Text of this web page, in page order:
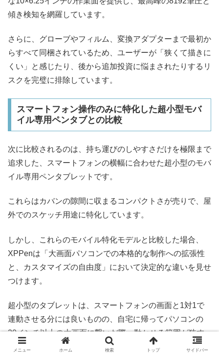
傾き検知を網羅しています。
さらに、グローブやフィルム、変換アダプターまで最初か
らすべて同梱されているため、ユーザーが「狭くて描きに
くい」と感じたり、後から追加投資に悩まされたりするリ
スクを完璧に排除しています。
スマートフォン操作のみに特化した超小型モバ
イル専用ペンタブとの比較
次に比較されるのは、持ち運びのしやすさだけを極限まで
追求した、スマートフォンの横幅に合わせた超小型のモバ
イル専用ペンタブレットです。
これらはカバンの隙間に収まるコンパクトさが売りで、屋
外でのスケッチ用途に特化しています。
しかし、これらのモバイル特化モデルと比較した場合、
XPPenは「大画面パソコンでの本格的な制作への拡張性
と、カスタマイズの自由度」において決定的な違いを見せ
つけます。
超小型のタブレットは、スマートフォンの画面と1対1で
連動させる分には良いものの、自宅に帰ってパソコンの
20インチ以上の大画面に繋いだ際、動かせる範囲が狭す
ぎて繊細な線画が描けないという深刻な問題に直面しま
メニュー ホーム 検索 トップ サイドバー